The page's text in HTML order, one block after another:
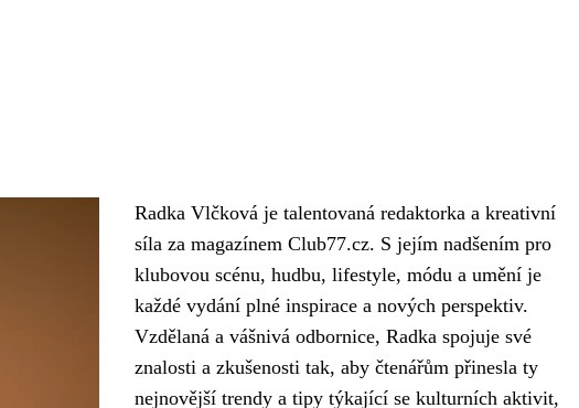
Radka Vlčková je talentovaná redaktorka a kreativní
síla za magazínem Club77.cz. S jejím nadšením pro
klubovou scénu, hudbu, lifestyle, módu a umění je
každé vydání plné inspirace a nových perspektiv.
Vzdělaná a vášnivá odbornice, Radka spojuje své
znalosti a zkušenosti tak, aby čtenářům přinesla ty
nejnovější trendy a tipy týkající se kulturních aktivit,